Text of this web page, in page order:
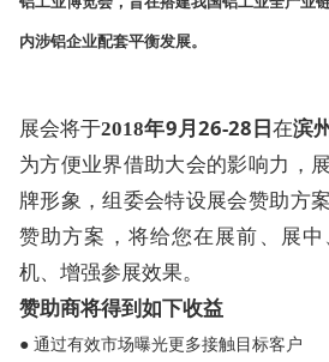
内涉铝企业配套平衡发展。
展会将于2018年9月26-28日在滨
为方便业界借助大会的影响力，
牌形象，组委会特设展会赞助方
赞助方案，将给您在展前、展
机、增强参展效果。
赞助商将得到如下收益
● 通过有效市场曝光更多接触目标客户